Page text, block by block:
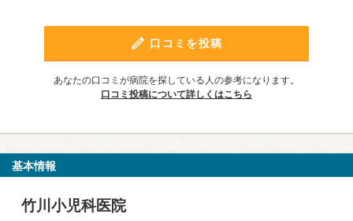
口コミを投稿
あなたの口コミが病院を探している人の参考になります。
口コミ投稿について詳しくはこちら
基本情報
竹川小児科医院